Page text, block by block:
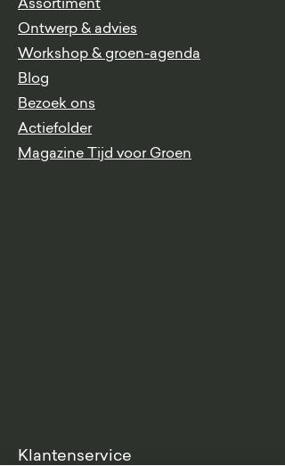
Assortiment
Ontwerp & advies
Workshop & groen-agenda
Blog
Bezoek ons
Actiefolder
Magazine Tijd voor Groen
Klantenservice